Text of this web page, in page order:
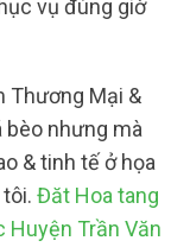
vụ đúng giờ
Thương Mại &
bèo nhưng mà
& tinh tế ở họa
Đăt Hoa tang
Huyện Trần Văn